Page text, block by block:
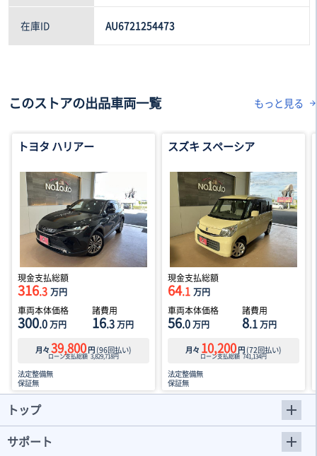
在庫ID AU6721254473
このストアの出品車両一覧 もっと見る
トヨタ ハリアー
現金支払総額
316.3 万円
車両本体価格
300.0万円
諸費用
16.3万円
月々 39,800円 (96回払い)
ローン支払総額 3,829,718円
法定整備無
保証無
スズキ スペーシア
現金支払総額
64.1 万円
車両本体価格
56.0万円
諸費用
8.1万円
月々 10,200円 (72回払い)
ローン支払総額 741,134円
法定整備無
保証無
トップ
サポート